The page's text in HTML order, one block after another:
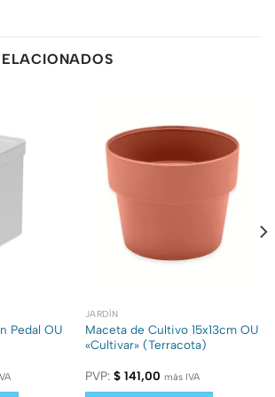
Pedal OU
JARDÍN
Maceta de Cultivo 15x13cm OU
«Cultivar» (Terracota)
PVP: $141,00 más IVA